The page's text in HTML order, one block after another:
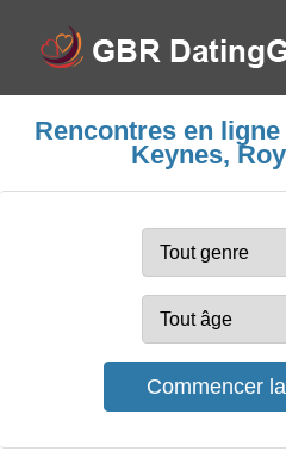
Rencontres en
Keynes,